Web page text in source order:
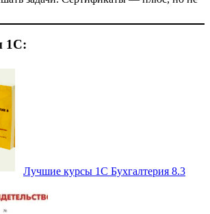
1С:
Лучшие курсы 1С Бухгалтерия 8.3